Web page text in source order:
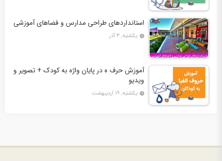
استانداردهای طراحی مدارس و فضاهای آموزشی
یکشنبه, ۳ آذر
آموزش حرف ه در پایان واژه به کودک + تصویر و
ویدیو
یکشنبه, ۱۹ اردیبهشت